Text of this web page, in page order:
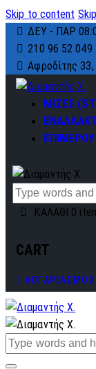
Skip to content
ΔΕΥ - ΠΑΡ
210 96 52
Αφροδίτης 33,
ΜΙΖΕΣ
ΚΑΛΑΘΙ 0
CART
ΛΟΓΑΡΙΑΣΜΟΣ